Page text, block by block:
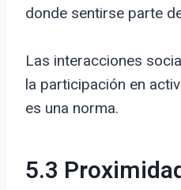
donde sentirse parte
Las interacciones
la participación en
es una norma.
5.3